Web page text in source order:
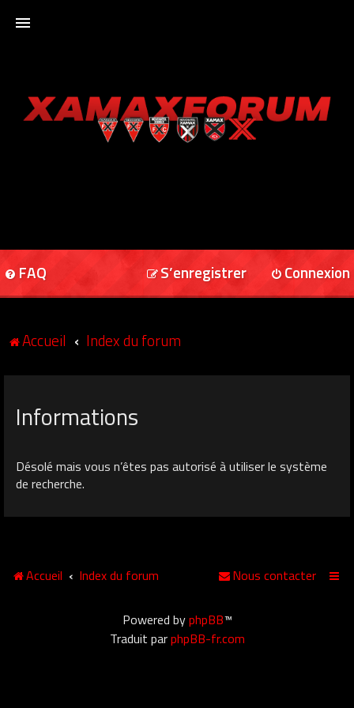
XAMAXFORUM
FAQ Connexion
S’enregistrer
Accueil Index du forum
Informations
Désolé mais vous n’êtes pas autorisé à utiliser le système
de recherche.
Accueil Index du forum Nous contacter
Powered byphpBB™
Traduit parphpBB-fr.com